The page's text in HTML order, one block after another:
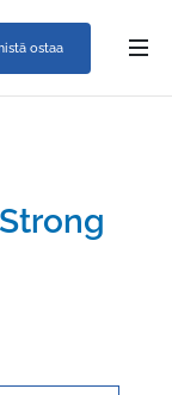
ostaa